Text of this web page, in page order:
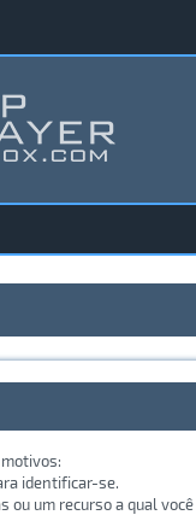
identificar-se.
um recurso a qual